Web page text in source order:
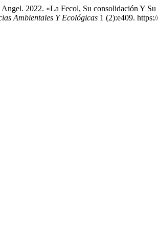
2022. «La Fecol, Su consolidación Y
Ambientales Y Ecológicas 1 (2):e409.